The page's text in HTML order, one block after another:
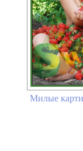
Милые